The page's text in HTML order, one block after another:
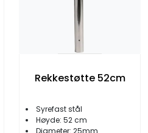
Rekkestøtte 52cm
Syrefast stål
Høyde: 52 cm
Diameter: 25mm